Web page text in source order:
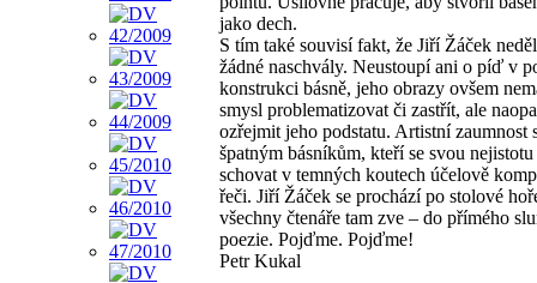
jako dech.
S tím také souvisí fakt, že Jiří Žáček
žádné naschvály. Neustoupí ani o píď v
konstrukci básně, jeho obrazy ovšem
smysl problematizovat či zastřít, ale
ozřejmit jeho podstatu. Artistní zaumnost
špatným básníkům, kteří se svou
schovat v temných koutech účelově
řeči. Jiří Žáček se prochází po stolové
všechny čtenáře tam zve – do přímého
poezie. Pojďme. Pojďme!
Petr Kukal